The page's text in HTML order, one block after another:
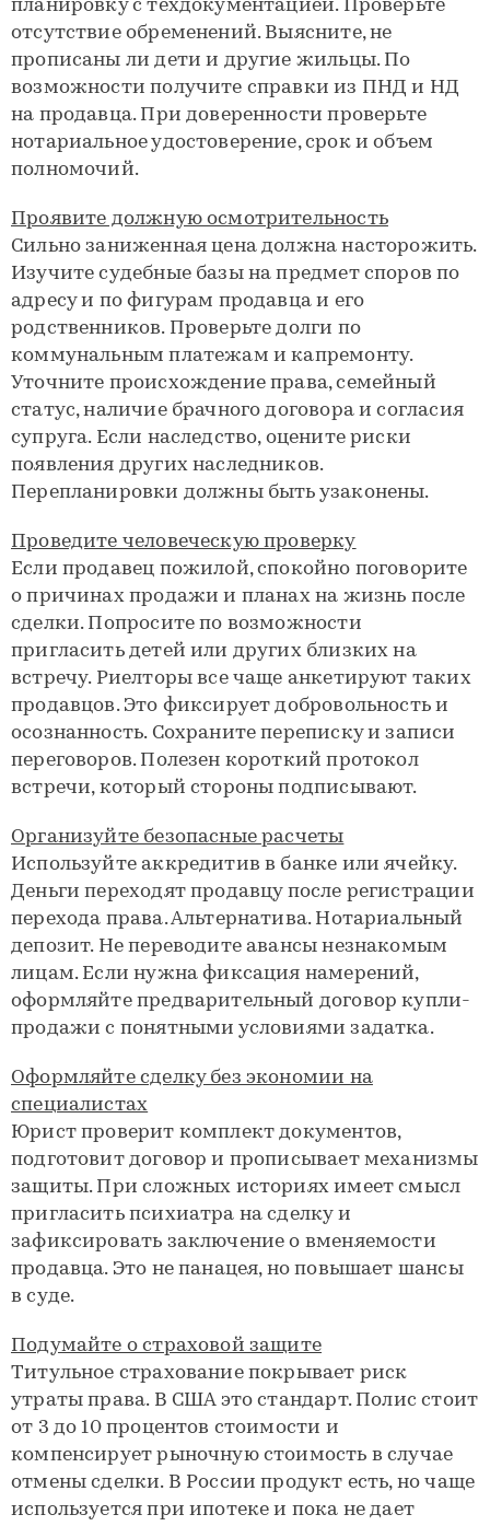
планировку с техдокументацией. Проверьте
отсутствие обременений. Выясните, не
прописаны ли дети и другие жильцы. По
возможности получите справки из ПНД и НД
на продавца. При доверенности проверьте
нотариальное удостоверение, срок и объем
полномочий.
Проявите должную осмотрительность
Сильно заниженная цена должна насторожить.
Изучите судебные базы на предмет споров по
адресу и по фигурам продавца и его
родственников. Проверьте долги по
коммунальным платежам и капремонту.
Уточните происхождение права, семейный
статус, наличие брачного договора и согласия
супруга. Если наследство, оцените риски
появления других наследников.
Перепланировки должны быть узаконены.
Проведите человеческую проверку
Если продавец пожилой, спокойно поговорите
о причинах продажи и планах на жизнь после
сделки. Попросите по возможности
пригласить детей или других близких на
встречу. Риелторы все чаще анкетируют таких
продавцов. Это фиксирует добровольность и
осознанность. Сохраните переписку и записи
переговоров. Полезен короткий протокол
встречи, который стороны подписывают.
Организуйте безопасные расчеты
Используйте аккредитив в банке или ячейку.
Деньги переходят продавцу после регистрации
перехода права. Альтернатива. Нотариальный
депозит. Не переводите авансы незнакомым
лицам. Если нужна фиксация намерений,
оформляйте предварительный договор купли-
продажи с понятными условиями задатка.
Оформляйте сделку без экономии на
специалистах
Юрист проверит комплект документов,
подготовит договор и прописывает механизмы
защиты. При сложных историях имеет смысл
пригласить психиатра на сделку и
зафиксировать заключение о вменяемости
продавца. Это не панацея, но повышает шансы
в суде.
Подумайте о страховой защите
Титульное страхование покрывает риск
утраты права. В США это стандарт. Полис стоит
от 3 до 10 процентов стоимости и
компенсирует рыночную стоимость в случае
отмены сделки. В России продукт есть, но чаще
используется при ипотеке и пока не дает